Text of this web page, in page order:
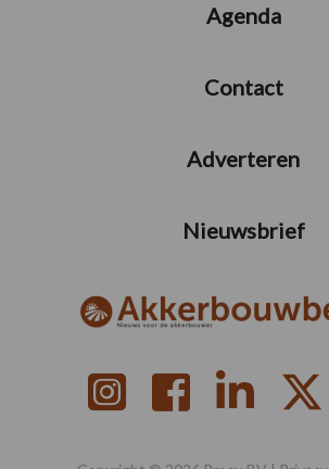
Agenda
Contact
Adverteren
Nieuwsbrief